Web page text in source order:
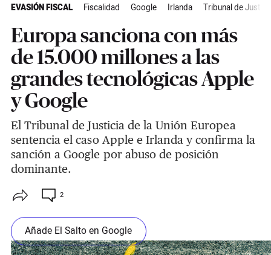
EVASIÓN FISCAL Fiscalidad Google Irlanda Tribunal de
Europa sanciona con más
de 15.000 millones a las
grandes tecnológicas Apple
y Google
El Tribunal de Justicia de la Unión Europea
sentencia el caso Apple e Irlanda y confirma la
sanción a Google por abuso de posición
dominante.
2
Añade El Salto en Google